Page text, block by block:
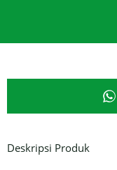
Deskripsi Produk